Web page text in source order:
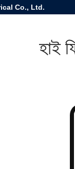
Co., Ltd.
হাই